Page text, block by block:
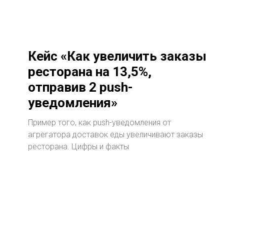
Кейс «Как увеличить заказы
ресторана на 13,5%,
отправив 2 push-
уведомления»
Пример того, как push-уведомления от
агрегатора доставок еды увеличивают заказы
ресторана. Цифры и факты